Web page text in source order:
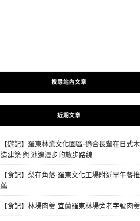
搜尋站內文章
近期文章
【遊記】羅東林業文化園區-適合長輩在日式木
造建築 與 池邊漫步的散步路線
【食記】梨在角落-羅東文化工場附近早午餐推
薦
【食記】林場肉羹-宜蘭羅東林場旁老字號肉羹